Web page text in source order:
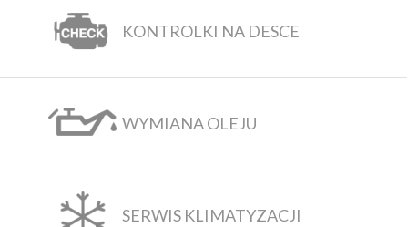
KONTROLKI NA DESCE
WYMIANA OLEJU
SERWIS KLIMATYZACJI